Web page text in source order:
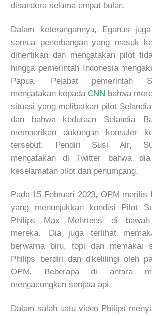
disandera selama empat bulan.
Dalam keterangannya, Eganus
semua penerbangan yang masuk
dihentikan dan mengatakan pilot
hingga pemerintah Indonesia
Papua. Pejabat pemerintah
mengatakan kepada CNN bahwa
situasi yang melibatkan pilot
dan bahwa kedutaan Selandia
memberikan dukungan konsuler
tersebut. Pendiri Susi Air,
mengatakan di Twitter bahwa
keselamatan pilot dan penumpang.
Pada 15 Februari 2023, OPM merilis
yang menunjukkan kondisi Pilot
Philips Max Mehrtens di bawah
mereka. Dia juga terlihat
berwarna biru, topi dan memakai
Philips berdiri dan dikelilingi oleh
OPM. Beberapa di antara
mengacungkan senjata api.
Dalam salah satu video Philips